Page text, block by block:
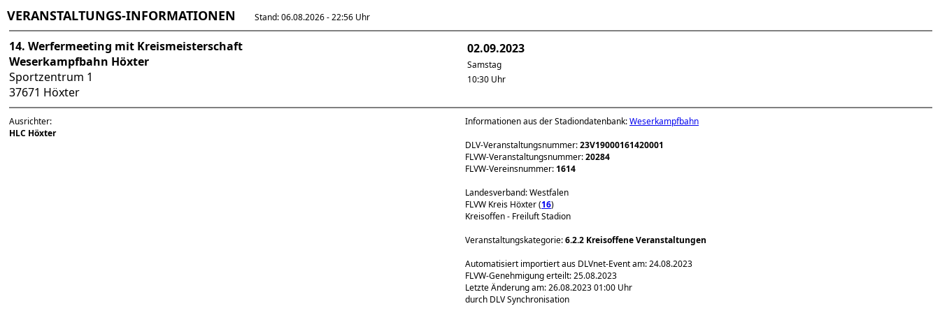
VERANSTALTUNGS-INFORMATIONEN Stand: 06.08.2026 - 22:56 Uhr
14. Werfermeeting mit Kreismeisterschaft
Weserkampfbahn Höxter
Sportzentrum 1
37671 Höxter
02.09.2023
Samstag
10:30 Uhr
Ausrichter:
HLC Höxter
Informationen aus der Stadiondatenbank:Weserkampfbahn
DLV-Veranstaltungsnummer:23V19000161420001
FLVW-Veranstaltungsnummer:20284
FLVW-Vereinsnummer:1614
Landesverband: Westfalen
FLVW Kreis Höxter (16)
Kreisoffen - Freiluft Stadion
Veranstaltungskategorie:6.2.2 Kreisoffene Veranstaltungen
Automatisiert importiert aus DLVnet-Event am: 24.08.2023
FLVW-Genehmigung erteilt: 25.08.2023
Letzte Änderung am: 26.08.2023 01:00 Uhr
durch DLV Synchronisation